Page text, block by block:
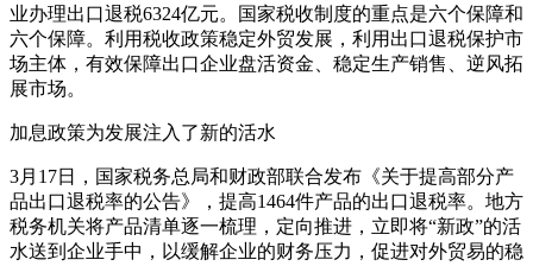
业办理出口退税6324亿元。国家税收制度的重点是六个保障和
六个保障。利用税收政策稳定外贸发展，利用出口退税保护市
场主体，有效保障出口企业盘活资金、稳定生产销售、逆风拓
展市场。
加息政策为发展注入了新的活水
3月17日，国家税务总局和财政部联合发布《关于提高部分产
品出口退税率的公告》，提高1464件产品的出口退税率。地方
税务机关将产品清单逐一梳理，定向推进，立即将“新政”的活
水送到企业手中，以缓解企业的财务压力，促进对外贸易的稳